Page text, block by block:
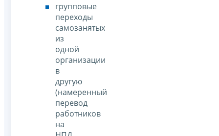
групповые
переходы
самозанятых
из
одной
организации
в
другую
(намеренный
перевод
работников
на